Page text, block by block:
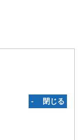
‐ 閉じる